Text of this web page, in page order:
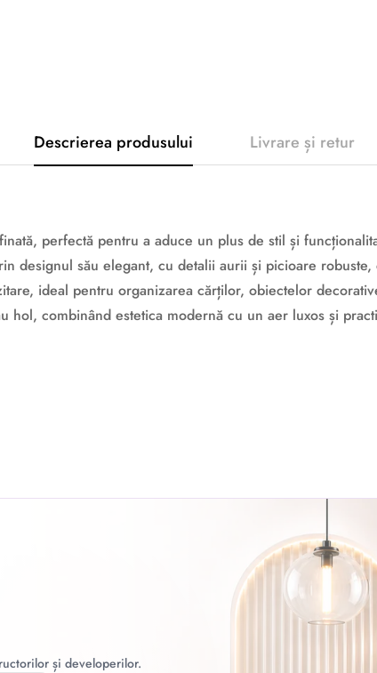
Descrierea produsului Livrare și retur
perfectă pentru a aduce un plus de stil și
designul său elegant, cu detalii aurii și picioare
ideal pentru organizarea cărților, obiectelor
combinând estetica modernă cu un aer luxos și
și developerilor.